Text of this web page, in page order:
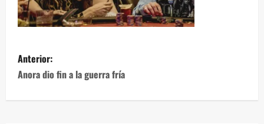
Anterior:
Anora dio fin a la guerra fría